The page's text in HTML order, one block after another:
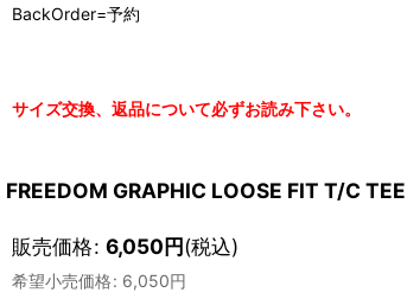
BackOrder=予約
サイズ交換、返品について必ずお読み下さい。
FREEDOM GRAPHIC LOOSE FIT T/C
販売価格: 6,050円(税込)
希望小売価格: 6,050円